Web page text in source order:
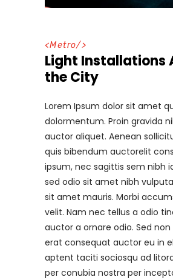
<Metro/>
Light Installations
the City
Lorem Ipsum dolor sit amet
dolormentum. Proin gravida
auctor aliquet. Aenean
quis bibendum auctorelit
ipsum, nec sagittis sem nibh
sed odio sit amet nibh
sit amet mauris. Morbi
velit. Nam nec tellus a odio
auctor a ornare odio. Sed
erat consequat auctor eu in
aptent taciti sociosqu ad
per conubia nostra per